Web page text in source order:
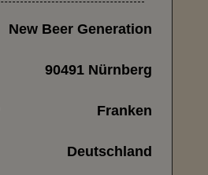
New Beer Generation
90491 Nürnberg
Franken
Deutschland